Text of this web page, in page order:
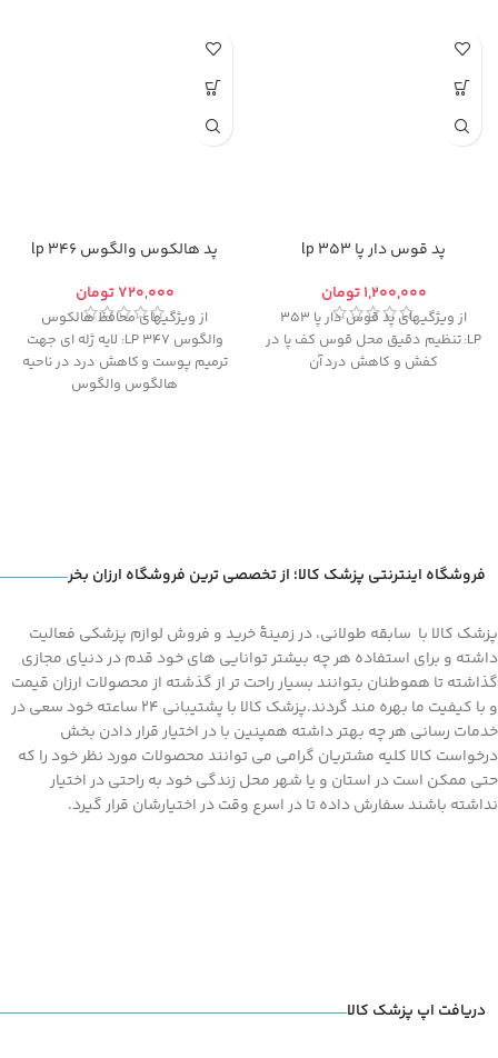
پد قوس دار پا 353 lp
تومان
از ویژگیهای پد قوس دار پا 353
LP: تنظیم دقیق محل قوس کف پا در
کفش و کاهش درد آن
پد هالکوس والگوس 346 lp
تومان
از ویژگیهای محافظ هالکوس
والگوس 347 LP: لایه ژله ای جهت
ترمیم پوست و کاهش درد در ناحیه
هالگوس والگوس
فروشگاه اینترنتی پزشک کالا؛ از تخصصی ترین فروشگاه ارزان بخر
پزشک کالا با سابقه طولانی، در زمینۀ خرید و فروش لوازم پزشکی فعالیت
داشته و برای استفاده هر چه بیشتر توانایی های خود قدم در دنیای مجازی
گذاشته تا هموطنان بتوانند بسیار راحت تر از گذشته از محصولات ارزان قیمت
و با کیفیت ما بهره مند گردند.پزشک کالا با پشتیبانی 24 ساعته خود سعی در
خدمات رسانی هر چه بهتر داشته همپنین با در اختیار قرار دادن بخش
درخواست کالا کلیه مشتریان گرامی می توانند محصولات مورد نظر خود را که
حتی ممکن است در استان و یا شهر محل زندگی خود به راحتی در اختیار
نداشته باشند سفارش داده تا در اسرع وقت در اختیارشان قرار گیرد.
دریافت اپ پزشک کالا